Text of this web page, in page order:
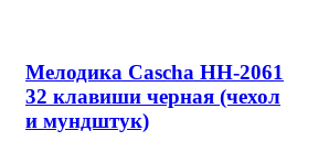
Мелодика Cascha HH-2061
32 клавиши черная (чехол
и мундштук)